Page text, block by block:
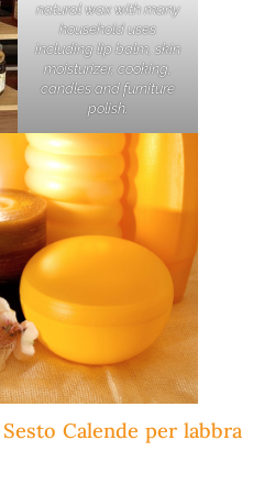
natural wax with many
household uses
including lip balm, skin
moisturizer, cooking,
candles and furniture
polish.
Calende per labbra